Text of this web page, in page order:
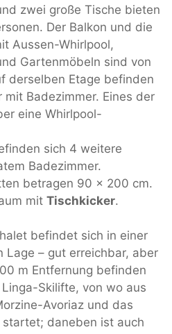
zwei große Tische bieten
Der Balkon und die
Aussen-Whirlpool,
Gartenmöbeln sind von
derselben Etage befinden
Badezimmer. Eines der
eine Whirlpool-
sich 4 weitere
Badezimmer.
betragen 90 x 200 cm.
mit Tischkicker.
befindet sich in einer
Lage – gut erreichbar, aber
m Entfernung befinden
Skilifte, von wo aus
Avoriaz und das
daneben ist auch